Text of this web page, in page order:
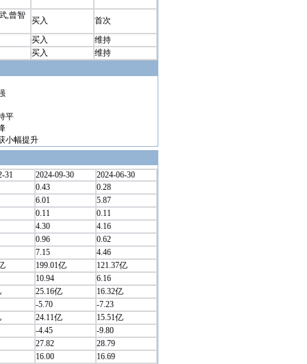
,曾智
买入
首次
买入
维持
买入
维持
平
小幅提升
31 2024-09-30
2024-06-30
0.43
0.28
6.01
5.87
0.11
0.11
4.30
4.16
0.96
0.62
7.15
4.46
199.01亿
121.37亿
10.94
6.16
25.16亿
16.32亿
-5.70
-7.23
24.11亿
15.51亿
-4.45
-9.80
27.82
28.79
16.00
16.69